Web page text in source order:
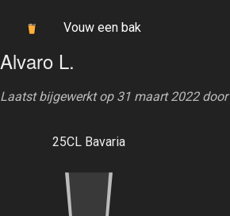
Vouw een bak
Alvaro L.
Laatst bijgewerkt op 31 maart 2022 door
25CL Bavaria